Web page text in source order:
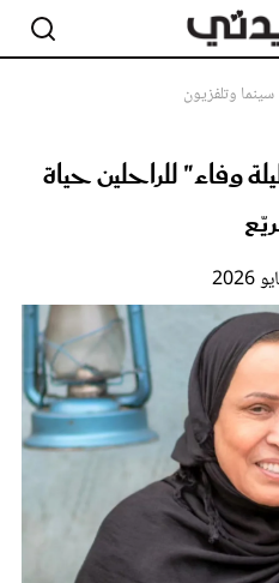
سينما وتلفزيون
وفاء" للراحلين حياة